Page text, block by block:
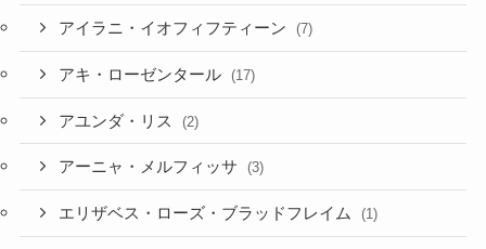
アイラニ・イオフィフティーン (7)
アキ・ローゼンタール (17)
アユンダ・リス (2)
アーニャ・メルフィッサ (3)
エリザベス・ローズ・ブラッドフレイム (1)